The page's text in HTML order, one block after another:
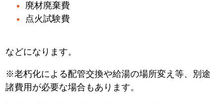
廃材廃棄費
点火試験費
などになります。
※老朽化による配管交換や給湯の場所変え等、別途
諸費用が必要な場合もあります。